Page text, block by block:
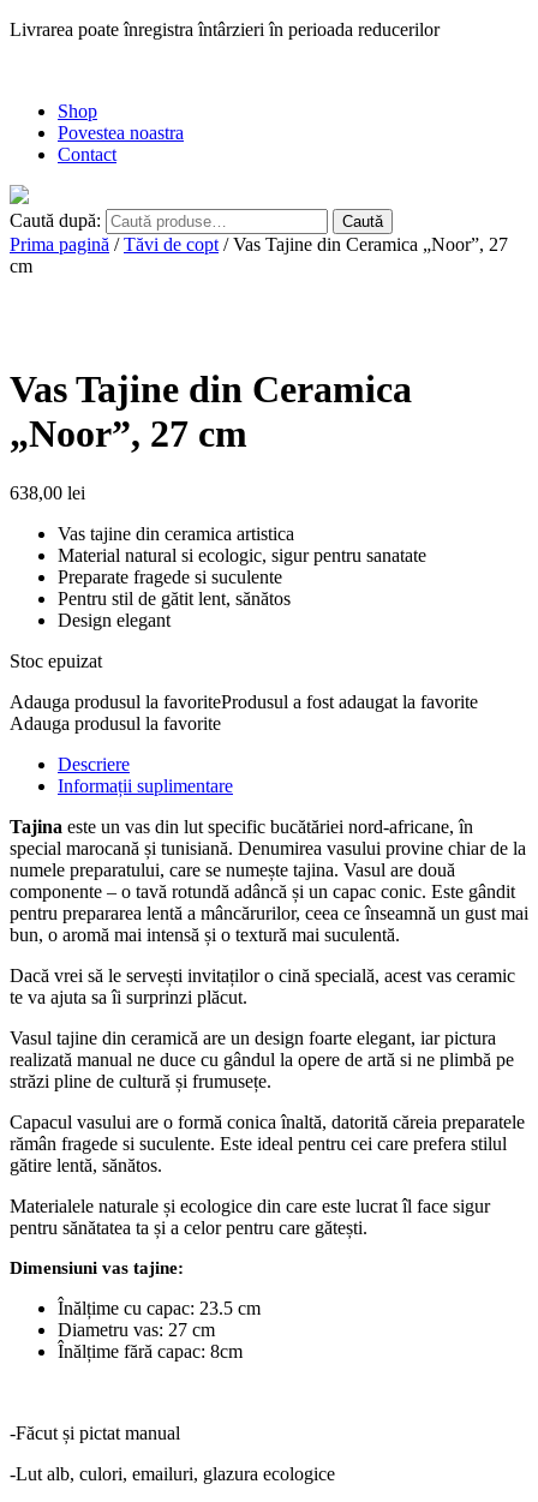
Livrarea poate înregistra întârzieri în perioada reducerilor
Shop
Povestea noastra
Contact
Caută după: Caută
Prima pagină /Tăvi de copt / Vas Tajine din Ceramica „Noor”, 27
cm
Vas Tajine din Ceramica
„Noor”, 27 cm
638,00 lei
Vas tajine din ceramica artistica
Material natural si ecologic, sigur pentru sanatate
Preparate fragede si suculente
Pentru stil de gătit lent, sănătos
Design elegant
Stoc epuizat
Adauga produsul la favoriteProdusul a fost adaugat la favorite
Adauga produsul la favorite
Descriere
Informații suplimentare
Tajina este un vas din lut specific bucătăriei nord-africane, în
special marocană și tunisiană. Denumirea vasului provine chiar de la
numele preparatului, care se numește tajina. Vasul are două
componente – o tavă rotundă adâncă și un capac conic. Este gândit
pentru prepararea lentă a mâncărurilor, ceea ce înseamnă un gust mai
bun, o aromă mai intensă și o textură mai suculentă.
Dacă vrei să le servești invitaților o cină specială, acest vas ceramic
te va ajuta sa îi surprinzi plăcut.
Vasul tajine din ceramică are un design foarte elegant, iar pictura
realizată manual ne duce cu gândul la opere de artă si ne plimbă pe
străzi pline de cultură și frumusețe.
Capacul vasului are o formă conica înaltă, datorită căreia preparatele
rămân fragede si suculente. Este ideal pentru cei care prefera stilul
gătire lentă, sănătos.
Materialele naturale și ecologice din care este lucrat îl face sigur
pentru sănătatea ta și a celor pentru care gătești.
Dimensiuni vas tajine:
Înălțime cu capac: 23.5 cm
Diametru vas: 27 cm
Înălțime fără capac: 8cm
-Făcut și pictat manual
-Lut alb, culori, emailuri, glazura ecologice